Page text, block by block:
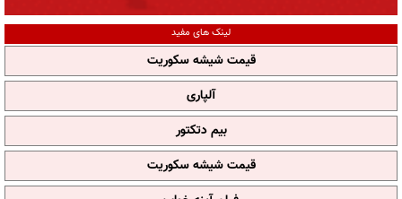
لینک های مفید
قیمت شیشه سکوریت
آلپاری
بیم دتکتور
قیمت شیشه سکوریت